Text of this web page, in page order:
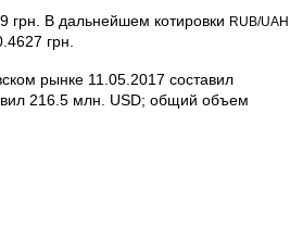
грн. В дальнейшем котировки RUB/UAH
грн.
рынке 11.05.2017 составил
216.5 млн. USD; общий объем